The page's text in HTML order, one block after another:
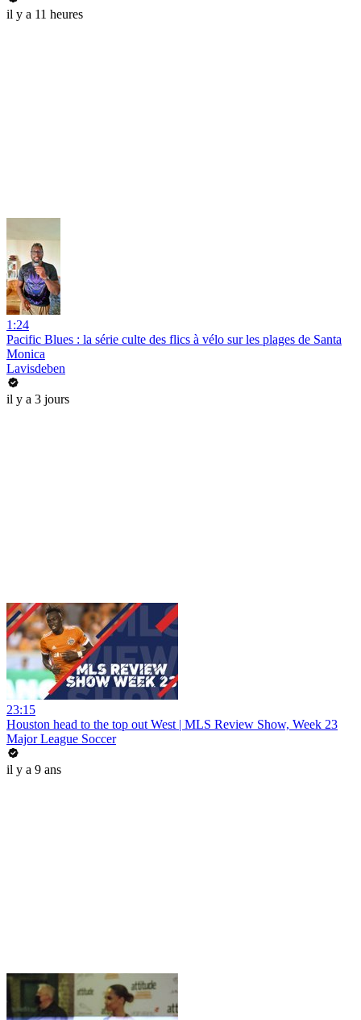
il y a 11 heures
1:24
Pacific Blues : la série culte des flics à vélo sur les plages de Santa
Monica
Lavisdeben
il y a 3 jours
23:15
Houston head to the top out West | MLS Review Show, Week 23
Major League Soccer
il y a 9 ans